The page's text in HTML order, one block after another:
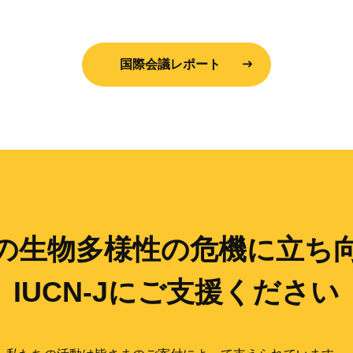
国際会議レポート
生物多様性の危機に立ち
IUCN-Jにご支援ください